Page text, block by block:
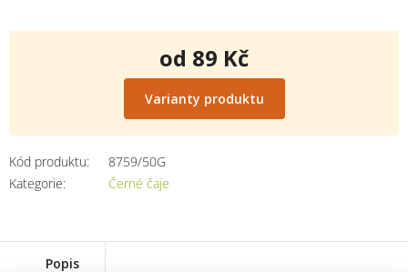
Kód produktu:
8759/50G
Kategorie: Černé čaje
od 89 Kč
Měrná
cena:
Varianty produktu
Popis